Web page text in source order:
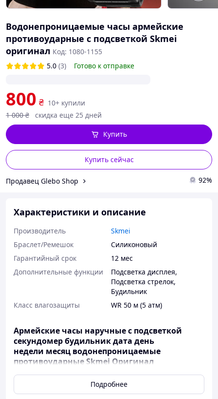
Водонепроницаемые часы армейские
противоударные с подсветкой Skmei
оригинал Код: 1080-1155
5.0 (3) Готово к отправке
800 ₴ 10+ купили
1 000 ₴ скидка еще 25 дней
Купить сейчас
Купить
Продавец Glebo Shop 92%
Характеристики и описание
Производитель
Skmei
Браслет/Ремешок
Силиконовый
Гарантийный срок
12 мес
Дополнительные функции
Подсветка дисплея,
Подсветка стрелок,
Будильник
Класс влагозащиты
WR 50 м (5 атм)
Армейские часы наручные с подсветкой
cекундомер будильник дата день
недели месяц водонепроницаемые
противоударные Skmei Оригинал
SKMEI одна из самых популярных моделей
часов в данной ценовой категории. Эти часы
Подробнее